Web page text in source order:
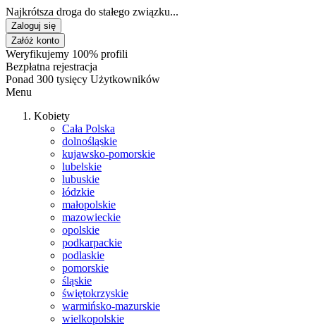
Najkrótsza droga do stałego związku...
Zaloguj się
Załóż konto
Weryfikujemy 100% profili
Bezpłatna rejestracja
Ponad 300 tysięcy Użytkowników
Menu
Kobiety
Cała Polska
dolnośląskie
kujawsko-pomorskie
lubelskie
lubuskie
łódzkie
małopolskie
mazowieckie
opolskie
podkarpackie
podlaskie
pomorskie
śląskie
świętokrzyskie
warmińsko-mazurskie
wielkopolskie